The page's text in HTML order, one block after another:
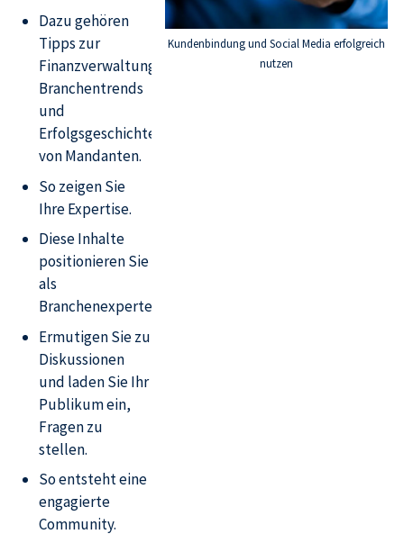
Kundenbindung und Social Media erfolgreich
nutzen
Dazu gehören
Tipps zur
Finanzverwaltung,
Branchentrends
und
Erfolgsgeschichten
von Mandanten.
So zeigen Sie
Ihre Expertise.
Diese Inhalte
positionieren Sie
als
Branchenexperten.
Ermutigen Sie zu
Diskussionen
und laden Sie Ihr
Publikum ein,
Fragen zu
stellen.
So entsteht eine
engagierte
Community.